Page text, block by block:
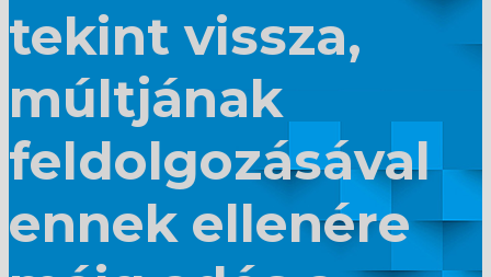
tekint vissza,
múltjának
feldolgozásával
ennek ellenére